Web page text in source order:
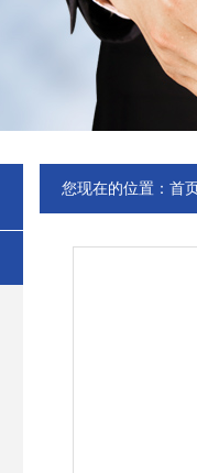
您现在的位置： 首